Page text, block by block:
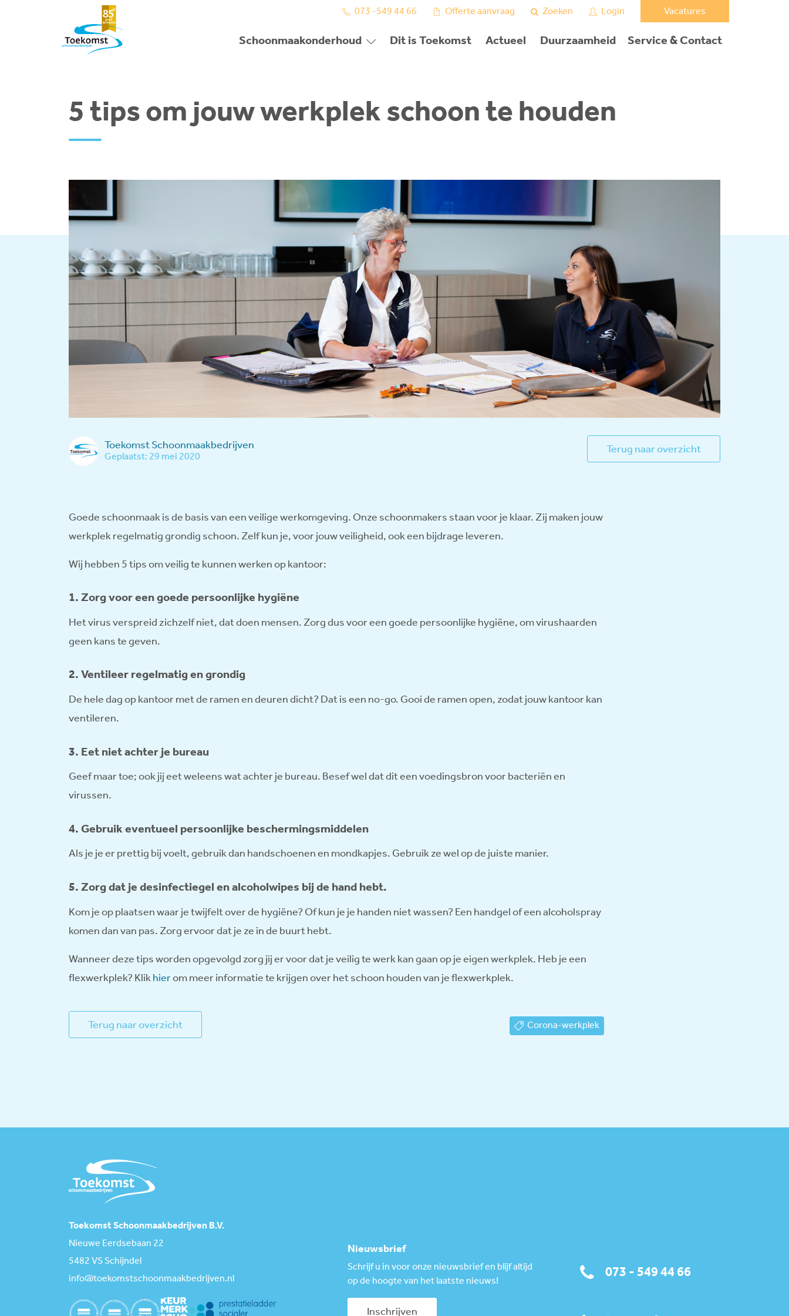
073 -549 44 66 Offerte aanvraag Zoeken Login Vacatures
Schoonmaakonderhoud Dit is Toekomst Actueel Duurzaamheid Service & Contact
5 tips om jouw werkplek schoon te houden
Toekomst Schoonmaakbedrijven
Geplaatst: 29 mei 2020 Terug naar overzicht
Goede schoonmaak is de basis van een veilige werkomgeving. Onze schoonmakers staan voor je klaar. Zij maken jouw
werkplek regelmatig grondig schoon. Zelf kun je, voor jouw veiligheid, ook een bijdrage leveren.
Wij hebben 5 tips om veilig te kunnen werken op kantoor:
1. Zorg voor een goede persoonlijke hygiëne
Het virus verspreid zichzelf niet, dat doen mensen. Zorg dus voor een goede persoonlijke hygiëne, om virushaarden
geen kans te geven.
2. Ventileer regelmatig en grondig
De hele dag op kantoor met de ramen en deuren dicht? Dat is een no-go. Gooi de ramen open, zodat jouw kantoor kan
ventileren.
3. Eet niet achter je bureau
Geef maar toe; ook jij eet weleens wat achter je bureau. Besef wel dat dit een voedingsbron voor bacteriën en
virussen.
4. Gebruik eventueel persoonlijke beschermingsmiddelen
Als je je er prettig bij voelt, gebruik dan handschoenen en mondkapjes. Gebruik ze wel op de juiste manier.
5. Zorg dat je desinfectiegel en alcoholwipes bij de hand hebt.
Kom je op plaatsen waar je twijfelt over de hygiëne? Of kun je je handen niet wassen? Een handgel of een alcoholspray
komen dan van pas. Zorg ervoor dat je ze in de buurt hebt.
Wanneer deze tips worden opgevolgd zorg jij er voor dat je veilig te werk kan gaan op je eigen werkplek. Heb je een
flexwerkplek? Klikhierom meer informatie te krijgen over het schoon houden van je flexwerkplek.
Terug naar overzicht Corona-werkplek
Toekomst Schoonmaakbedrijven B.V.
Nieuwe Eerdsebaan 22
5482 VS Schijndel
info@toekomstschoonmaakbedrijven.nl
Nieuwsbrief
Schrijf u in voor onze nieuwsbrief en blijf altijd
op de hoogte van het laatste nieuws!
Inschrijven
073 - 549 44 66